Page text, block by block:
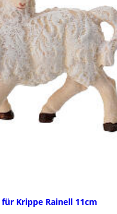
Krippe Rainell 11cm